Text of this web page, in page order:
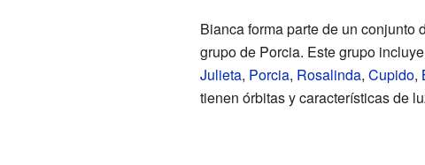
Bianca forma parte de un conjunto
grupo de Porcia. Este grupo
Julieta, Porcia, Rosalinda, Cupido,
tienen órbitas y características de